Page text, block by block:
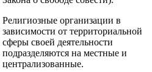
Религиозные организации в
зависимости от территориальной
сферы своей деятельности
подразделяются на местные и
централизованные.